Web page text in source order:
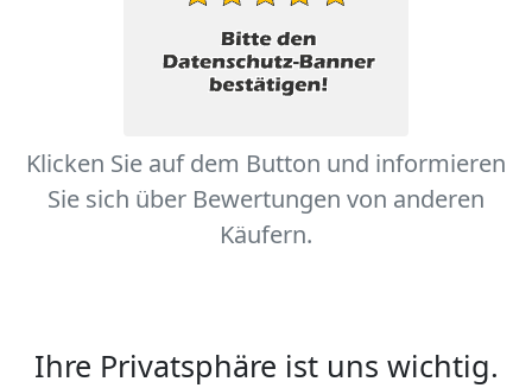
Klicken Sie auf dem Button und informieren
Sie sich über Bewertungen von anderen
Käufern.
Ihre Privatsphäre ist uns wichtig.